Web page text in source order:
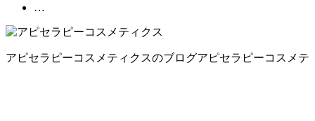
…
アピセラピーコスメティクスのブログアピセラピーコスメテ